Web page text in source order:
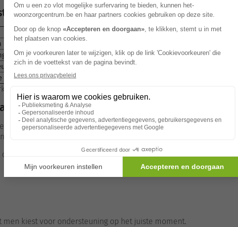
effectief?
Impact op welzijn
en activiteiten Meer autonomie en sociale interactie
met zorg
Dagelijkse sociale contacten
Minder eenzaamheid
Verbondenheid met familie
hangt af van de persoonlijke situatie.
omgeving een goede keuze?
van een woning te zwaar. De combinatie van
kan dagelijkse taken complex maken.
men kiest voor ondersteuning op het juiste moment.